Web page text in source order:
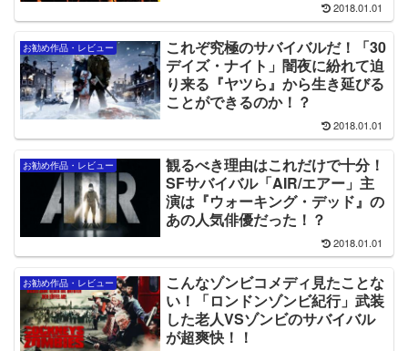
2018.01.01
お勧め作品・レビュー
これぞ究極のサバイバルだ！「30
デイズ・ナイト」闇夜に紛れて迫
り来る『ヤツら』から生き延びる
ことができるのか！？
2018.01.01
お勧め作品・レビュー
観るべき理由はこれだけで十分！
SFサバイバル「AIR/エアー」主
演は『ウォーキング・デッド』の
あの人気俳優だった！？
2018.01.01
お勧め作品・レビュー
こんなゾンビコメディ見たことな
い！「ロンドンゾンビ紀行」武装
した老人VSゾンビのサバイバル
が超爽快！！